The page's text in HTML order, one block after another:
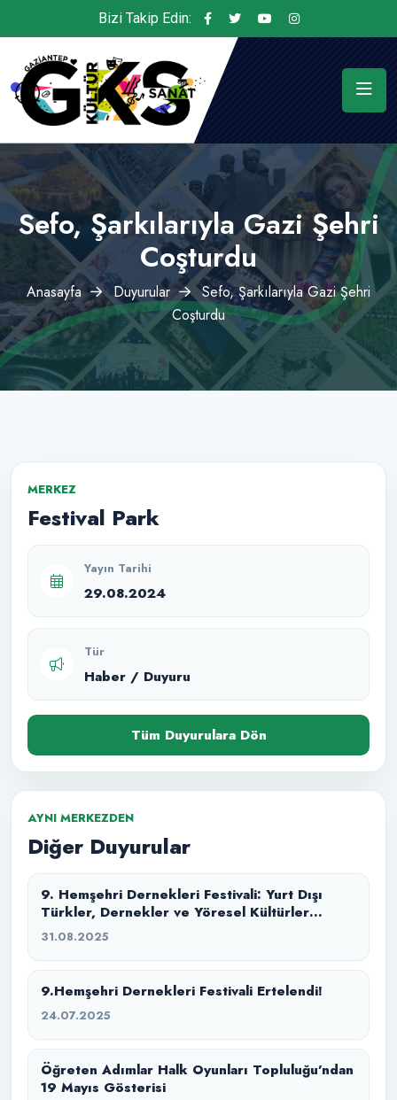
Bizi Takip Edin:
Sefo, Şarkılarıyla Gazi Şehri
Coşturdu
Anasayfa Duyurular
Sefo, Şarkılarıyla Gazi Şehri
Coşturdu
MERKEZ
Festival Park
Yayın Tarihi
29.08.2024
Tür
Haber / Duyuru
Tüm Duyurulara Dön
AYNI MERKEZDEN
Diğer Duyurular
9. Hemşehri Dernekleri Festivali: Yurt Dışı
Türkler, Dernekler ve Yöresel Kültürler
Buluşması
31.08.2025
9.Hemşehri Dernekleri Festivali Ertelendi!
24.07.2025
Öğreten Adımlar Halk Oyunları Topluluğu’ndan
19 Mayıs Gösterisi